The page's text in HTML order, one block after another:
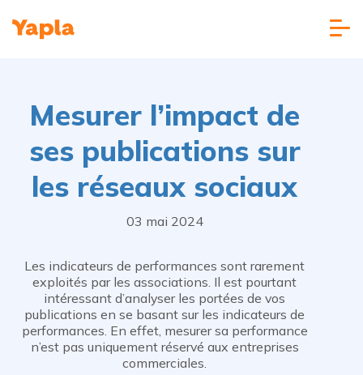
Mesurer l’impact de
ses publications sur
les réseaux sociaux
03 mai 2024
Les indicateurs de performances sont rarement
exploités par les associations. Il est pourtant
intéressant d’analyser les portées de vos
publications en se basant sur les indicateurs de
performances. En effet, mesurer sa performance
n’est pas uniquement réservé aux entreprises
commerciales.